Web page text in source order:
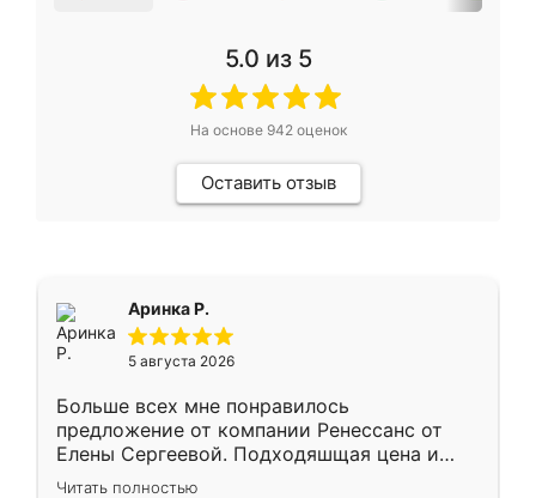
5.0 из 5
На основе 942оценок
Оставить отзыв
Аринка Р.
5 августа 2026
Больше всех мне понравилось
предложение от компании Ренессанс от
Елены Сергеевой. Подходяшщая цена и
короткие сроки изготовления. Приехавший
Читать полностью